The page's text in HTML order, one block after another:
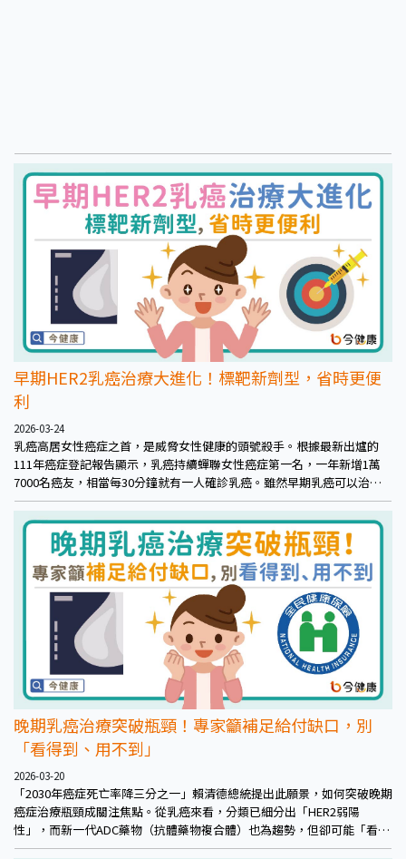
早期HER2乳癌治療大進化！標靶新劑型，省時更便
利
2026-03-24
乳癌高居女性癌症之首，是威脅女性健康的頭號殺手。根據最新出爐的
111年癌症登記報告顯示，乳癌持續蟬聯女性癌症第一名，一年新增1萬
7000名癌友，相當每30分鐘就有一人確診乳癌。雖然早期乳癌可以治
癒，但是面對惡名昭彰的HER2陽性乳癌，治療還是相當棘手。
晚期乳癌治療突破瓶頸！專家籲補足給付缺口，別
「看得到、用不到」
2026-03-20
「2030年癌症死亡率降三分之一」賴清德總統提出此願景，如何突破晚期
癌症治療瓶頸成關注焦點。從乳癌來看，分類已細分出「HER2弱陽
性」，而新一代ADC藥物（抗體藥物複合體）也為趨勢，但卻可能「看得
到，用不到」。專家們盼即時評估納入給付，更加落實願景。